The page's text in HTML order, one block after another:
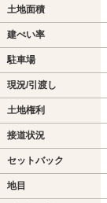
土地面積
建ぺい率
駐車場
現況/引渡し
土地権利
接道状況
セットバック
地目